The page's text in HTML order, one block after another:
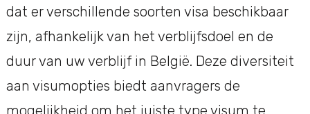
dat er verschillende soorten visa beschikbaar
zijn, afhankelijk van het verblijfsdoel en de
duur van uw verblijf in België. Deze diversiteit
aan visumopties biedt aanvragers de
mogelijkheid om het juiste type visum te